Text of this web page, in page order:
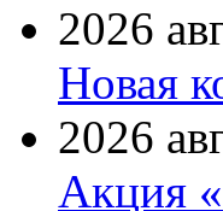
2026
Новая
2026
Акция